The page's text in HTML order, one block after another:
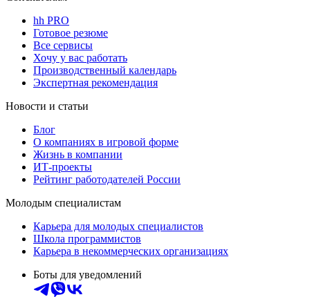
hh PRO
Готовое резюме
Все сервисы
Хочу у вас работать
Производственный календарь
Экспертная рекомендация
Новости и статьи
Блог
О компаниях в игровой форме
Жизнь в компании
ИТ-проекты
Рейтинг работодателей России
Молодым специалистам
Карьера для молодых специалистов
Школа программистов
Карьера в некоммерческих организациях
Боты для уведомлений